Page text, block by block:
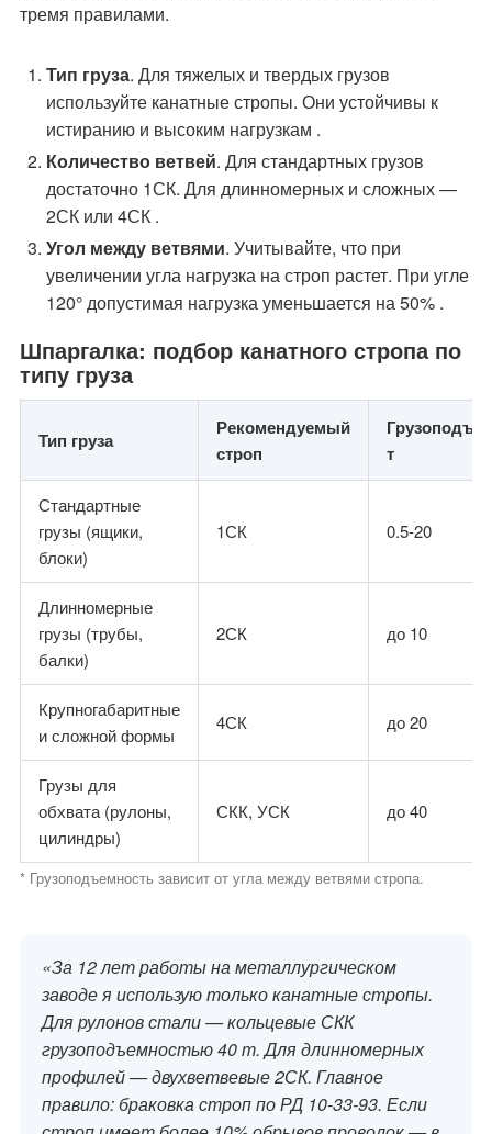
тремя правилами.
Тип груза. Для тяжелых и твердых грузов
используйте канатные стропы. Они устойчивы к
истиранию и высоким нагрузкам .
Количество ветвей. Для стандартных грузов
достаточно 1СК. Для длинномерных и сложных —
2СК или 4СК .
Угол между ветвями. Учитывайте, что при
увеличении угла нагрузка на строп растет. При угле
120° допустимая нагрузка уменьшается на 50% .
Шпаргалка: подбор канатного стропа по
типу груза
Тип груза
Рекомендуемый
строп
т
Стандартные
грузы (ящики,
блоки)
1СК 0.5-20
Длинномерные
грузы (трубы,
балки)
2СК до 10
Крупногабаритные
и сложной формы
4СК до 20
Грузы для
обхвата (рулоны,
цилиндры)
СКК, УСК до 40
* Грузоподъемность зависит от угла между ветвями стропа.
«За 12 лет работы на металлургическом
заводе я использую только канатные стропы.
Для рулонов стали — кольцевые СКК
грузоподъемностью 40 т. Для длинномерных
профилей — двухветвевые 2СК. Главное
правило: браковка строп по РД 10-33-93. Если